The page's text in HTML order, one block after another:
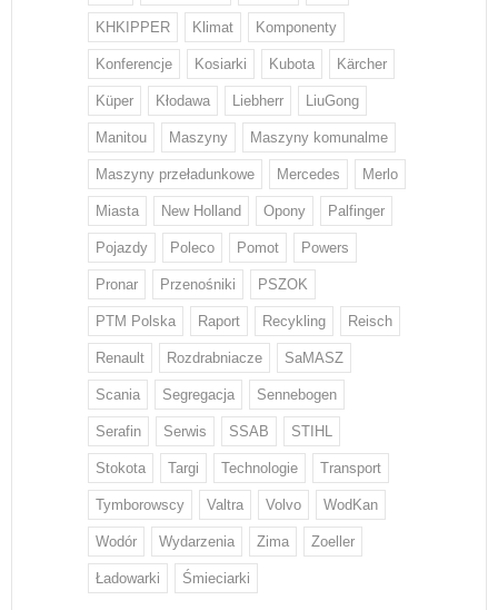
KHKIPPER Klimat Komponenty
Konferencje Kosiarki Kubota Kärcher
Küper Kłodawa Liebherr LiuGong
Manitou Maszyny Maszyny komunalme
Maszyny przeładunkowe Mercedes Merlo
Miasta New Holland Opony Palfinger
Pojazdy Poleco Pomot Powers
Pronar Przenośniki PSZOK
PTM Polska Raport Recykling Reisch
Renault Rozdrabniacze SaMASZ
Scania Segregacja Sennebogen
Serafin Serwis SSAB STIHL
Stokota Targi Technologie Transport
Tymborowscy Valtra Volvo WodKan
Wodór Wydarzenia Zima Zoeller
Ładowarki Śmieciarki